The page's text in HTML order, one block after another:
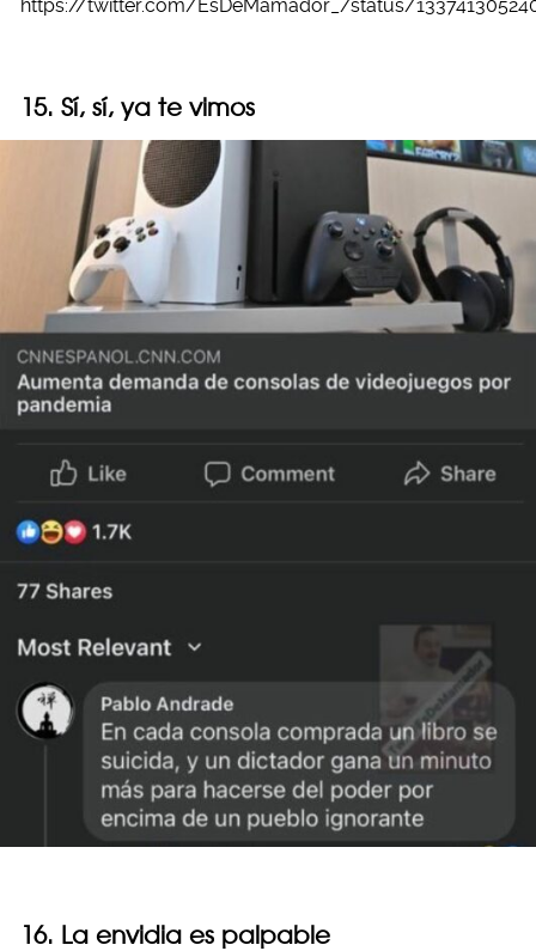
https://twitter.com/EsDeMamador_/status/
15. Sí, sí, ya te vimos
16. La envidia es palpable